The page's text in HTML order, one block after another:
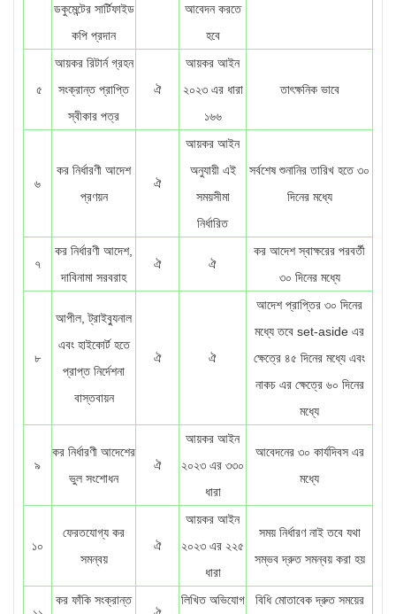
ডকুমেন্টের সার্টিফাইড
কপি প্রদান
আবেদন করতে
হবে
৫
আয়কর রিটার্ন গ্রহন
সংক্রান্ত প্রাপ্তি
স্বীকার পত্র
ঐ
আয়কর আইন
২০২৩ এর ধারা
১৬৬
তাৎক্ষনিক ভাবে
৬
কর নির্ধারণী আদেশ
প্রণয়ন
ঐ
আয়কর আইন
অনুযায়ী এই
সময়সীমা
নির্ধারিত
সর্বশেষ শুনানির তারিখ হতে ৩০
দিনের মধ্যে
৭
কর নির্ধারণী আদেশ,
দাবিনামা সরবরাহ
ঐ ঐ
কর আদেশ স্বাক্ষরের পরবর্তী
৩০ দিনের মধ্যে
৮
আপীল, ট্রাইব্যুনাল
এবং হাইকোর্ট হতে
প্রাপ্ত নির্দেশনা
বাস্তবায়ন
ঐ ঐ
আদেশ প্রাপ্তির ৩০ দিনের
মধ্যে তবে set-aside এর
ক্ষেত্রে ৪৫ দিনের মধ্যে এবং
নাকচ এর ক্ষেত্রে ৬০ দিনের
মধ্যে
৯
কর নির্ধারণী আদেশের
ভুল সংশোধন
ঐ
আয়কর আইন
২০২৩ এর ৩৩০
ধারা
আবেদনের ৩০ কার্যদিবস এর
মধ্যে
১০
ফেরতযোগ্য কর
সমন্বয়
ঐ
আয়কর আইন
২০২৩ এর ২২৫
ধারা
সময় নির্ধারণ নাই তবে যথা
সম্ভব দ্রুত সমন্বয় করা হয়
কর ফাঁকি সংক্রান্ত
লিখিত অভিযোগ
বিধি মোতাবেক দ্রুত সময়ের